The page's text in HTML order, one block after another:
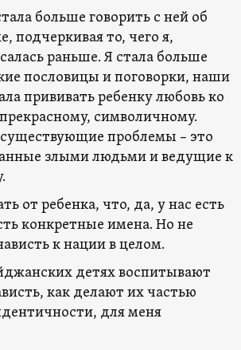
больше говорить с ней об
подчеркивая то, чего я,
раньше. Я стала больше
пословицы и поговорки, наши
прививать ребенку любовь ко
символичному.
проблемы – это
злыми людьми и ведущие к
от ребенка, что, да, у нас есть
конкретные имена. Но не
к нации в целом.
детях воспитывают
как делают их частью
для меня